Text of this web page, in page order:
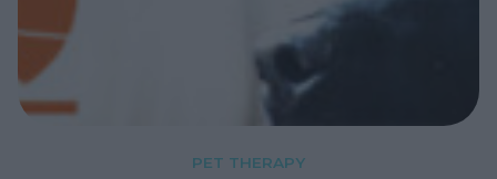
PET THERAPY